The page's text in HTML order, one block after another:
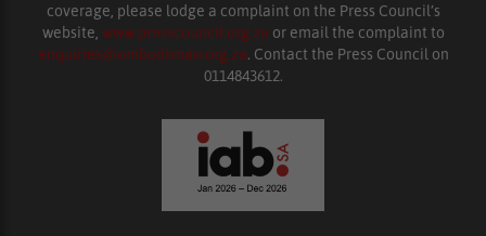
coverage, please lodge a complaint on the Press Council’s
website, www.presscouncil.org.za or email the complaint to
enquiries@ombudsman.org.za. Contact the Press Council on
0114843612.